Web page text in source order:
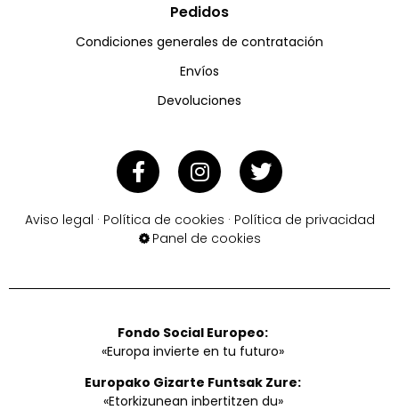
Pedidos
Condiciones generales de contratación
Envíos
Devoluciones
Aviso legal · Política de cookies · Política de privacidad
Panel de cookies
Fondo Social Europeo:
«Europa invierte en tu futuro»
Europako Gizarte Funtsak Zure:
«Etorkizunean inbertitzen du»